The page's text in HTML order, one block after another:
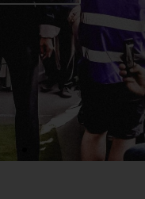
Cliquer ici